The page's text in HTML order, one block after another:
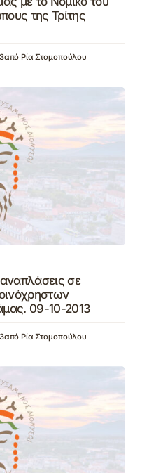
της Τρίτης
από Ρία Σταμοπούλου
σε
09-10-2013
από Ρία Σταμοπούλου